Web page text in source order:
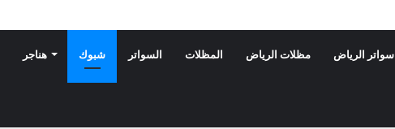
هناجر شبوك السواتر المظلات مظلات الرياض سواتر الرياض